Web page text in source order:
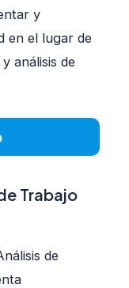
y
en el lugar de
análisis de
Trabajo
de